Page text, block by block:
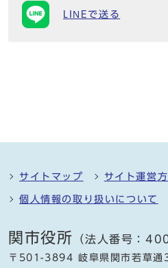
LINEで送る
サイトマップ サイト運営
個人情報の取り扱いについて
関市役所 （法人番号：
〒501-3894 岐阜県関市若草通